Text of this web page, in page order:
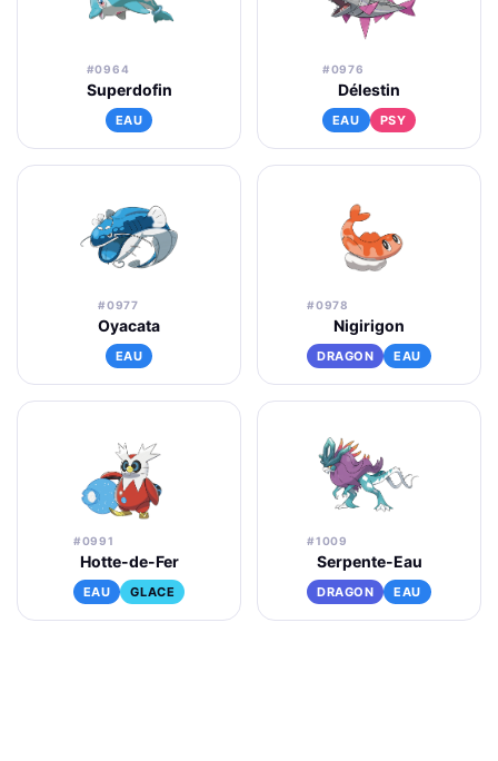
#0964
Superdofin
EAU
#0976
Délestin
EAU PSY
#0977
Oyacata
EAU
#0978
Nigirigon
DRAGON EAU
#0991
Hotte-de-Fer
EAU GLACE
#1009
Serpente-Eau
DRAGON EAU